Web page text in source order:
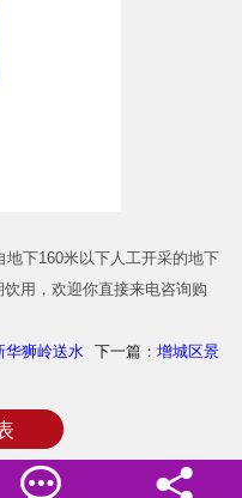
下160米以下人工开采的地下
用，欢迎你直接来电咨询购
华狮岭送水下一篇： 增城区景
 